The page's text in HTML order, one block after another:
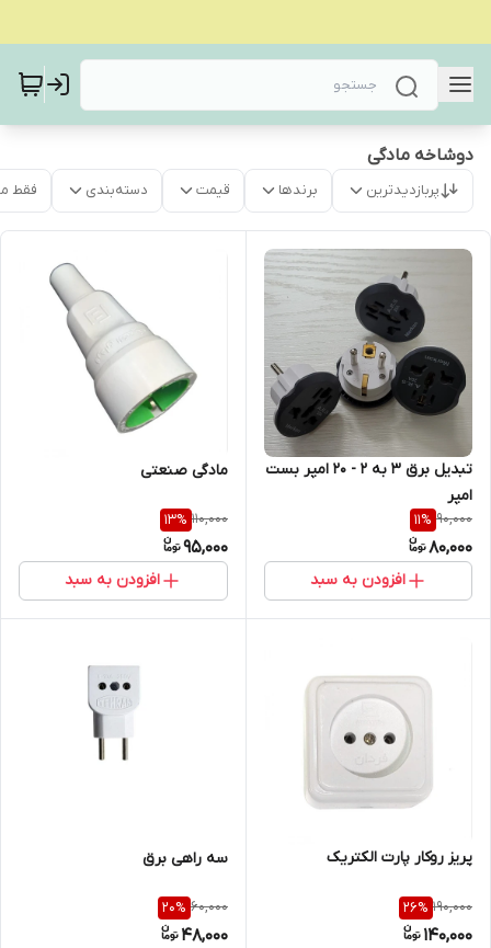
دوشاخه مادگی
پربازدیدترین برندها قیمت دسته‌بندی فقط
تبدیل برق 3 به 2 - 20 امپر بست
امپر
90,000
11%
80,000
افزودن به سبد
مادگی صنعتی
110,000
13%
95,000
افزودن به سبد
پریز روکار پارت الکتریک
190,000
26%
140,000
سه راهی برق
60,000
20%
48,000